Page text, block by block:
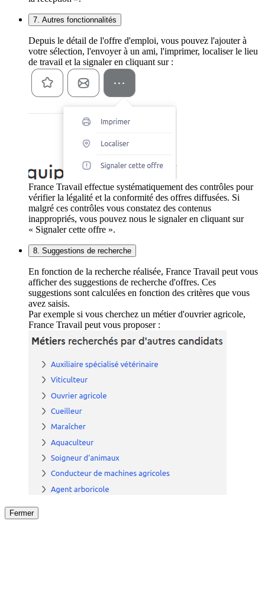
7. Autres fonctionnalités
Depuis le détail de l'offre d'emploi, vous pouvez l'ajouter à
votre sélection, l'envoyer à un ami, l'imprimer, localiser le lieu
de travail et la signaler en cliquant sur :
France Travail effectue systématiquement des contrôles pour
vérifier la légalité et la conformité des offres diffusées. Si
malgré ces contrôles vous constatez des contenus
inappropriés, vous pouvez nous le signaler en cliquant sur
« Signaler cette offre ».
8. Suggestions de recherche
En fonction de la recherche réalisée, France Travail peut vous
afficher des suggestions de recherche d'offres. Ces
suggestions sont calculées en fonction des critères que vous
avez saisis.
Par exemple si vous cherchez un métier d'ouvrier agricole,
France Travail peut vous proposer :
Fermer